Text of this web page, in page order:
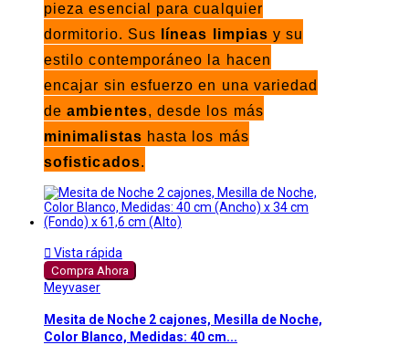
pieza esencial para cualquier
dormitorio. Sus
líneas limpias y su
estilo contemporáneo la hacen
encajar sin esfuerzo en una variedad
deambientes, desde los más
minimalistas hasta los más
sofisticados.
 Vista rápida
Compra Ahora
Meyvaser
Mesita de Noche 2 cajones, Mesilla de Noche,
Color Blanco, Medidas: 40 cm...